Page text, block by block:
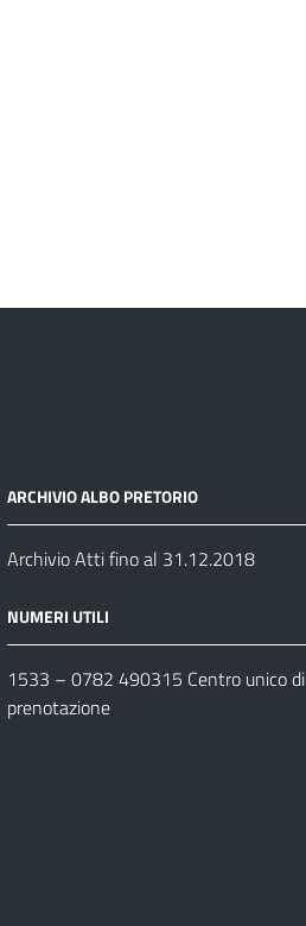
ARCHIVIO ALBO PRETORIO
Archivio Atti fino al 31.12.2018
NUMERI UTILI
1533 – 0782 490315 Centro unico di
prenotazione